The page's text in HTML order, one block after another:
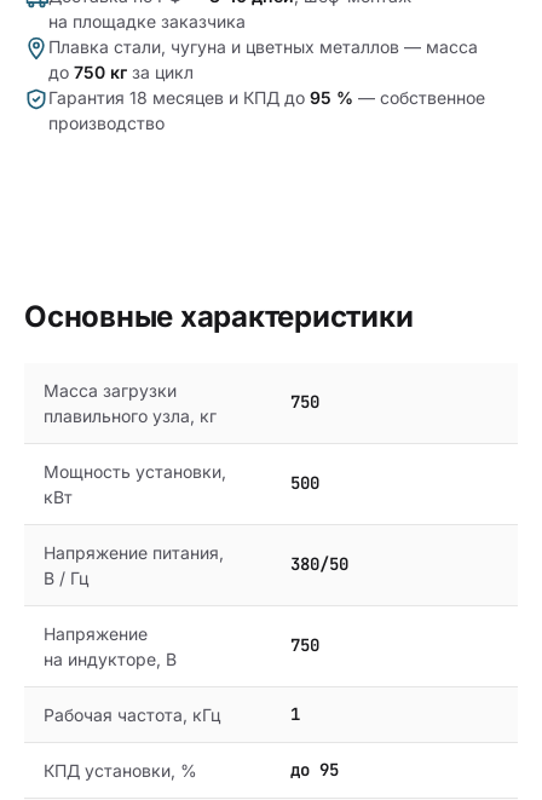
на площадке заказчика
Плавка стали, чугуна и цветных металлов — масса
до 750 кг за цикл
Гарантия 18 месяцев и КПД до 95 % — собственное
производство
Основные характеристики
Масса загрузки
плавильного узла, кг
750
Мощность установки,
кВт
500
Напряжение питания,
В / Гц
380/50
Напряжение
на индукторе, В
750
Рабочая частота, кГц 1
КПД установки, % до 95